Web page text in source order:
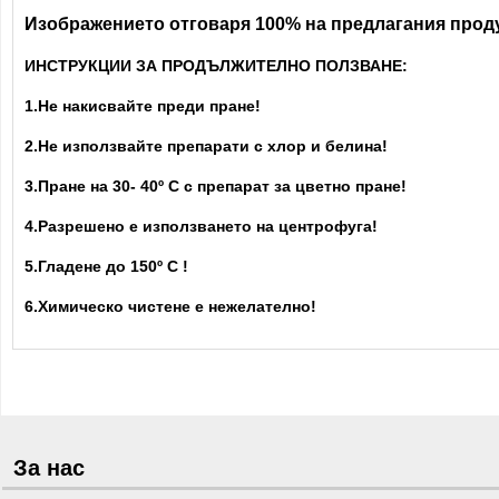
Изображението отговаря 100% на предлагания
ИНСТРУКЦИИ ЗА ПРОДЪЛЖИТЕЛНО ПОЛЗВАНЕ:
1.Не накисвайте преди пране!
2.Не използвайте препарати с хлор и белина!
3.Пране на 30- 40º С с препарат за цветно пране!
4.Разрешено е използването на центрофуга!
5.Гладене до 150º С !
6.Химическо чистене е нежелателно!
За нас